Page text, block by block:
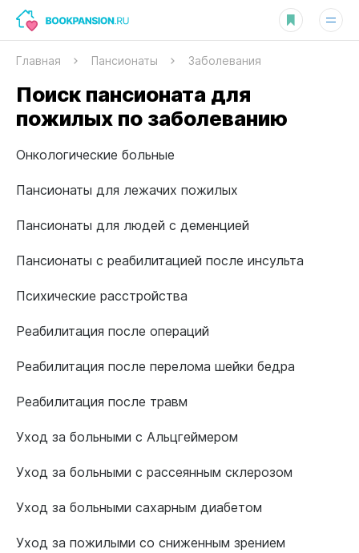
Главная Пансионаты Заболевания
Поиск пансионата для
пожилых по заболеванию
Онкологические больные
Пансионаты для лежачих пожилых
Пансионаты для людей с деменцией
Пансионаты с реабилитацией после инсульта
Психические расстройства
Реабилитация после операций
Реабилитация после перелома шейки бедра
Реабилитация после травм
Уход за больными с Альцгеймером
Уход за больными с рассеянным склерозом
Уход за больными сахарным диабетом
Уход за пожилыми со сниженным зрением